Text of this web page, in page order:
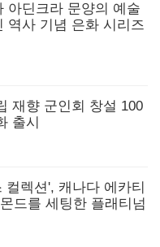
아딘크라 문양의 예술
역사 기념 은화 시리즈
재향 군인회 창설 100
출시
렉션', 캐나다 에카티
드를 세팅한 플래티넘